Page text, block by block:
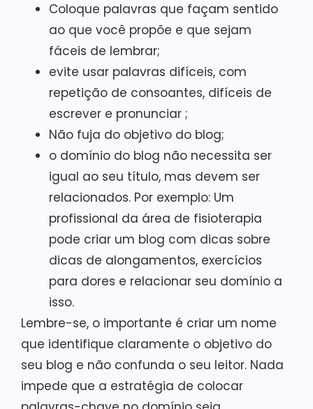
Coloque palavras que façam sentido
ao que você propõe e que sejam
fáceis de lembrar;
evite usar palavras difíceis, com
repetição de consoantes, difíceis de
escrever e pronunciar ;
Não fuja do objetivo do blog;
o domínio do blog não necessita ser
igual ao seu título, mas devem ser
relacionados. Por exemplo: Um
profissional da área de fisioterapia
pode criar um blog com dicas sobre
dicas de alongamentos, exercícios
para dores e relacionar seu domínio a
isso.
Lembre-se, o importante é criar um nome
que identifique claramente o objetivo do
seu blog e não confunda o seu leitor. Nada
impede que a estratégia de colocar